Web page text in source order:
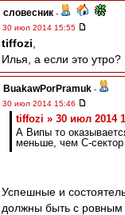
словесник -
30 июл 2014 15:55
tiffozi
Илья, а если это утро?
BuakawPorPramuk -
30 июл 2014 15:46
tiffozi » 30 июл 2014
А Випы то
меньше, чем С-
Успешные и
должны быть с ровным